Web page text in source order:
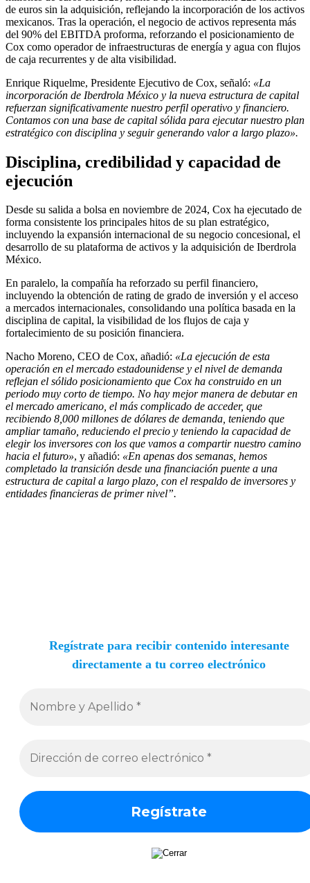
de euros sin la adquisición, reflejando la incorporación de los activos
mexicanos. Tras la operación, el negocio de activos representa más
del 90% del EBITDA proforma, reforzando el posicionamiento de
Cox como operador de infraestructuras de energía y agua con flujos
de caja recurrentes y de alta visibilidad.
Enrique Riquelme, Presidente Ejecutivo de Cox, señaló: «La
incorporación de Iberdrola México y la nueva estructura de capital
refuerzan significativamente nuestro perfil operativo y financiero.
Contamos con una base de capital sólida para ejecutar nuestro plan
estratégico con disciplina y seguir generando valor a largo plazo».
Disciplina, credibilidad y capacidad de
ejecución
Desde su salida a bolsa en noviembre de 2024, Cox ha ejecutado de
forma consistente los principales hitos de su plan estratégico,
incluyendo la expansión internacional de su negocio concesional, el
desarrollo de su plataforma de activos y la adquisición de Iberdrola
México.
En paralelo, la compañía ha reforzado su perfil financiero,
incluyendo la obtención de rating de grado de inversión y el acceso
a mercados internacionales, consolidando una política basada en la
disciplina de capital, la visibilidad de los flujos de caja y
fortalecimiento de su posición financiera.
Nacho Moreno, CEO de Cox, añadió: «La ejecución de esta
operación en el mercado estadounidense y el nivel de demanda
reflejan el sólido posicionamiento que Cox ha construido en un
periodo muy corto de tiempo. No hay mejor manera de debutar en
el mercado americano, el más complicado de acceder, que
recibiendo 8,000 millones de dólares de demanda, teniendo que
ampliar tamaño, reduciendo el precio y teniendo la capacidad de
elegir los inversores con los que vamos a compartir nuestro camino
hacia el futuro», y añadió: «En apenas dos semanas, hemos
completado la transición desde una financiación puente a una
estructura de capital a largo plazo, con el respaldo de inversores y
entidades financieras de primer nivel”.
Regístrate para recibir contenido interesante
directamente a tu correo electrónico